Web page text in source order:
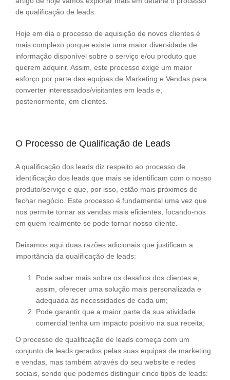
de qualificação de leads.
Hoje em dia o processo de aquisição de novos clientes é
mais complexo porque existe uma maior diversidade de
informação disponível sobre o serviço e/ou produto que
querem adquirir. Assim, este processo exige um maior
esforço por parte das equipas de Marketing e Vendas para
converter interessados/visitantes em leads e,
posteriormente, em clientes.
O Processo de Qualificação de Leads
A qualificação dos leads diz respeito ao processo de
identificação dos leads que mais se identificam com o nosso
produto/serviço e que, por isso, estão mais próximos de
fechar negócio. Este processo é fundamental uma vez que
nos permite tornar as vendas mais eficientes, focando-nos
em quem realmente se pode tornar nosso cliente.
Deixamos aqui duas razões adicionais que justificam a
importância da qualificação de leads:
Pode saber mais sobre os desafios dos clientes e,
assim, oferecer uma solução mais personalizada e
adequada às necessidades de cada um;
Pode garantir que a maior parte da sua atividade
comercial tenha um impacto positivo na sua receita;
O processo de qualificação de leads começa com um
conjunto de leads gerados pelas suas equipas de marketing
e vendas, mas também através do seu website e redes
sociais, sendo que podemos distinguir cinco tipos de leads: